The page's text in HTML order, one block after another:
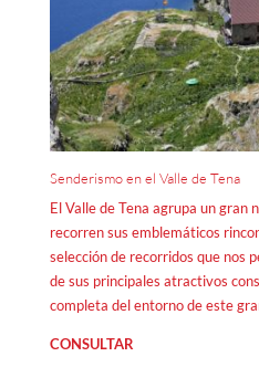
Senderismo en el Valle de Tena
El Valle de Tena agrupa un gran
recorren sus emblemáticos
selección de recorridos que nos
de sus principales atractivos
completa del entorno de este
CONSULTAR